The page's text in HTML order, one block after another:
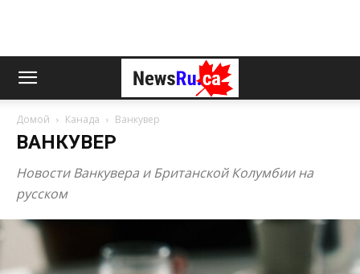
Домой Канада Ванкувер
ВАНКУВЕР
Новости Ванкувера и Британской Колумбии на
русском